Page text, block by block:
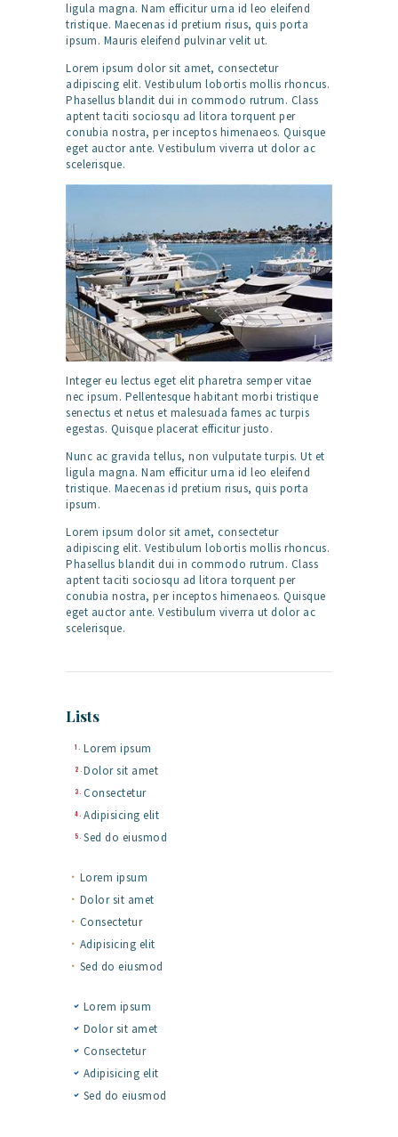
ligula magna. Nam efficitur urna id leo eleifend
tristique. Maecenas id pretium risus, quis porta
ipsum. Mauris eleifend pulvinar velit ut.
Lorem ipsum dolor sit amet, consectetur
adipiscing elit. Vestibulum lobortis mollis rhoncus.
Phasellus blandit dui in commodo rutrum. Class
aptent taciti sociosqu ad litora torquent per
conubia nostra, per inceptos himenaeos. Quisque
eget auctor ante. Vestibulum viverra ut dolor ac
scelerisque.
Integer eu lectus eget elit pharetra semper vitae
nec ipsum. Pellentesque habitant morbi tristique
senectus et netus et malesuada fames ac turpis
egestas. Quisque placerat efficitur justo.
Nunc ac gravida tellus, non vulputate turpis. Ut et
ligula magna. Nam efficitur urna id leo eleifend
tristique. Maecenas id pretium risus, quis porta
ipsum.
Lorem ipsum dolor sit amet, consectetur
adipiscing elit. Vestibulum lobortis mollis rhoncus.
Phasellus blandit dui in commodo rutrum. Class
aptent taciti sociosqu ad litora torquent per
conubia nostra, per inceptos himenaeos. Quisque
eget auctor ante. Vestibulum viverra ut dolor ac
scelerisque.
Lists
Lorem ipsum
Dolor sit amet
Consectetur
Adipisicing elit
Sed do eiusmod
Lorem ipsum
Dolor sit amet
Consectetur
Adipisicing elit
Sed do eiusmod
Lorem ipsum
Dolor sit amet
Consectetur
Adipisicing elit
Sed do eiusmod